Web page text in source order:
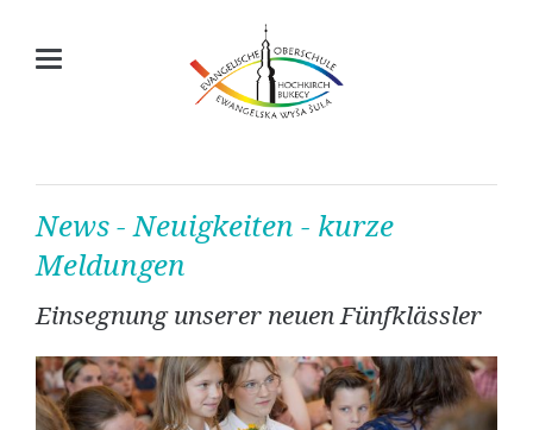
News - Neuigkeiten - kurze
Meldungen
Einsegnung unserer neuen Fünfklässler